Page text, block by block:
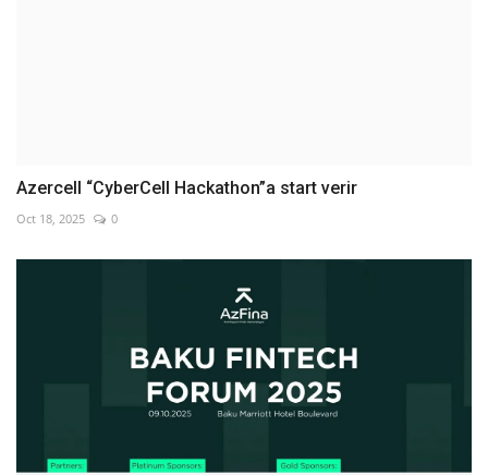
Azercell “CyberCell Hackathon”a start verir
Oct 18, 2025 0